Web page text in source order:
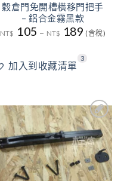
穀倉門免開槽橫移門把手
– 鋁合金霧黑款
NT$ 105 – NT$ 189 (含稅)
加入到收藏清單
3
加入
到收
藏清
單
3